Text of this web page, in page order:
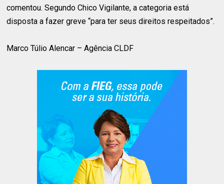
comentou. Segundo Chico Vigilante, a categoria está
disposta a fazer greve “para ter seus direitos respeitados”.
Marco Túlio Alencar – Agência CLDF